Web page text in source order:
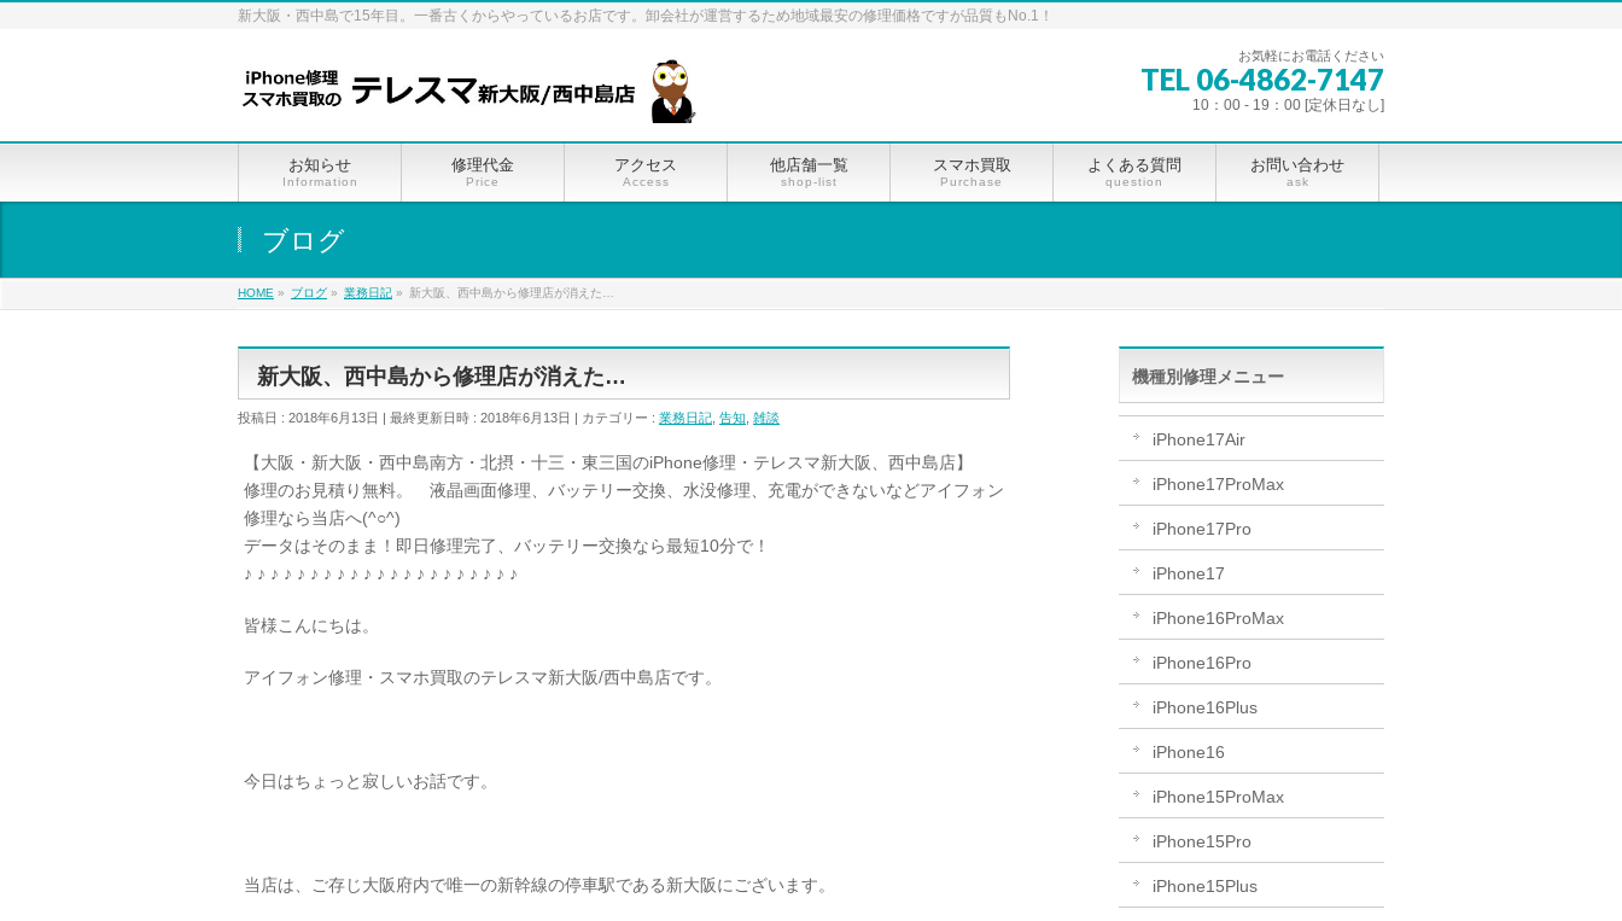
新大阪・西中島で15年目。一番古くからやっているお店です。卸会社が運営するため地域最安の修理価格ですが品質もNo.1！
お気軽にお電話ください
TEL 06-4862-7147
10：00 - 19：00 [定休日なし]
お知らせ
Information
修理代金
Price
アクセス
Access
他店舗一覧
shop-list
スマホ買取
Purchase
よくある質問
question
お問い合わせ
ask
ブログ
HOME » ブログ » 業務日記 » 新大阪、西中島から修理店が消えた…
新大阪、西中島から修理店が消えた…
投稿日 : 2018年6月13日 最終更新日時 : 2018年6月13日 カテゴリー : 業務日記 告知 雑談
【大阪・新大阪・西中島南方・北摂・十三・東三国のiPhone修理・テレスマ新大阪、西中島店】
修理のお見積り無料。 液晶画面修理、バッテリー交換、水没修理、充電ができないなどアイフォン
修理なら当店へ(^○^)
データはそのまま！即日修理完了、バッテリー交換なら最短10分で！
♪ ♪ ♪ ♪ ♪ ♪ ♪ ♪ ♪ ♪ ♪ ♪ ♪ ♪ ♪ ♪ ♪ ♪ ♪ ♪ ♪
皆様こんにちは。
アイフォン修理・スマホ買取のテレスマ新大阪/西中島店です。
今日はちょっと寂しいお話です。
当店は、ご存じ大阪府内で唯一の新幹線の停車駅である新大阪にございます。
機種別修理メニュー
iPhone17Air
iPhone17ProMax
iPhone17Pro
iPhone17
iPhone16ProMax
iPhone16Pro
iPhone16Plus
iPhone16
iPhone15ProMax
iPhone15Pro
iPhone15Plus